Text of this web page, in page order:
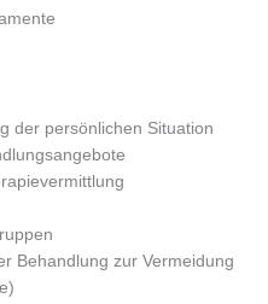
der persönlichen Situation
Behandlung zur Vermeidung